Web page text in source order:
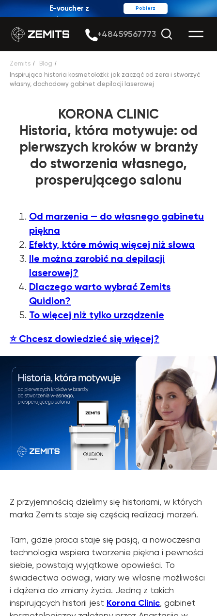
Pobierz
E-voucher z
rabatem
Zemits / Blog /
Inspirująca historia kosmetolożki: jak zacząć od zera i stworzyć
własny, dochodowy gabinet depilacji laserowej
KORONA CLINIC
Historia, która motywuje: od
pierwszych kroków w branży
do stworzenia własnego,
prosperującego salonu
Od marzenia — do własnego gabinetu
piękna
Efekty, które mówią więcej niż słowa
Ile można zarobić na depilacji
laserowej?
Dlaczego warto wybrać Zemits
Quidion?
To więcej niż tylko urządzenie
⭐ Chcesz dowiedzieć się więcej?
Z przyjemnością dzielimy się historiami, w których
marka Zemits staje się częścią realizacji marzeń.
Tam, gdzie praca staje się pasją, a nowoczesna
technologia wspiera tworzenie piękna i pewności
siebie, powstają wyjątkowe opowieści. To
świadectwa odwagi, wiary we własne możliwości
i dążenia do zmiany życia. Jedną z takich
inspirujących historii jest Korona Clinic, gabinet